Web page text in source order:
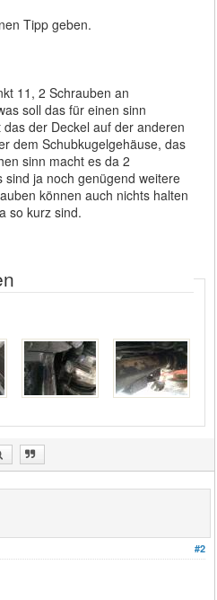
Tipp geben.
11, 2 Schrauben an
soll das für einen sinn
der Deckel auf der anderen
dem Schubkugelgehäuse, das
sinn macht es da 2
ja noch genügend weitere
können auch nichts halten
so kurz sind.
#2